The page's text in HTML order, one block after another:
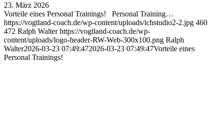
23. März 2026
Vorteile eines Personal Trainings! Personal Training…
https://vogtland-coach.de/wp-content/uploads/ichstudio2-2.jpg 460
472 Ralph Walter https://vogtland-coach.de/wp-
content/uploads/logo-header-RW-Web-300x100.png Ralph
Walter2026-03-23 07:49:472026-03-23 07:49:47Vorteile eines
Personal Trainings!